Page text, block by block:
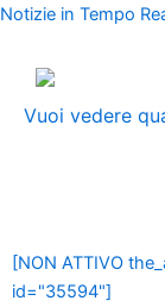
Vai
contenuto
Notizie in Tempo
Vuoi vedere
[NON ATTIVO
id="35594"]
MenuNavigazione